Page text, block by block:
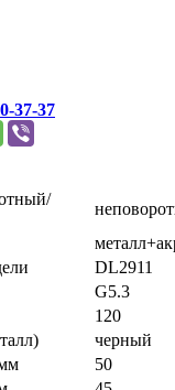
37-37
DL2911
G5.3
120
черный
50